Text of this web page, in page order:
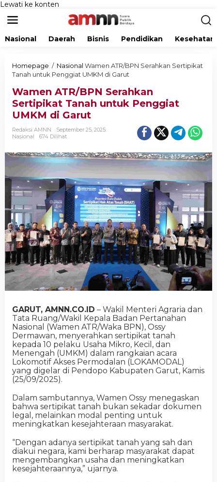
Lewati ke konten
Nasional Daerah Bisnis Pendidikan Kesehatan
Homepage / Nasional Wamen ATR/BPN Serahkan Sertipikat
Tanah untuk Penggiat UMKM di Garut
Wamen ATR/BPN Serahkan
Sertipikat Tanah untuk Penggiat
UMKM di Garut
Redaksi AMNN
September 25, 2025
Nasional
674 Dilihat
GARUT, AMNN.CO.ID – Wakil Menteri Agraria dan
Tata Ruang/Wakil Kepala Badan Pertanahan
Nasional (Wamen ATR/Waka BPN), Ossy
Dermawan, menyerahkan sertipikat tanah
kepada 10 pelaku Usaha Mikro, Kecil, dan
Menengah (UMKM) dalam rangkaian acara
Lokomotif Akses Permodalan (LOKAMODAL)
yang digelar di Pendopo Kabupaten Garut, Kamis
(25/09/2025).
Dalam sambutannya, Wamen Ossy menegaskan
bahwa sertipikat tanah bukan sekadar dokumen
legal, melainkan modal penting untuk
meningkatkan kesejahteraan masyarakat.
“Dengan adanya sertipikat tanah yang sah dan
diakui negara, kami berharap masyarakat dapat
mengembangkan usaha dan meningkatkan
kesejahteraannya,” ujarnya.